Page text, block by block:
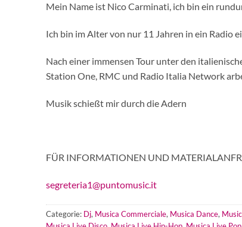
Mein Name ist Nico Carminati, ich bin ein
Ich bin im Alter von nur 11 Jahren in ein Radio
Nach einer immensen Tour unter den
Station One, RMC und Radio Italia Network
Musik schießt mir durch die Adern
FÜR INFORMATIONEN UND
segreteria1@puntomusic.it
Categorie: Dj, Musica Commerciale, Musica Dance,